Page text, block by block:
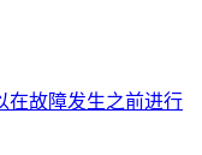
在故障发生之前进行